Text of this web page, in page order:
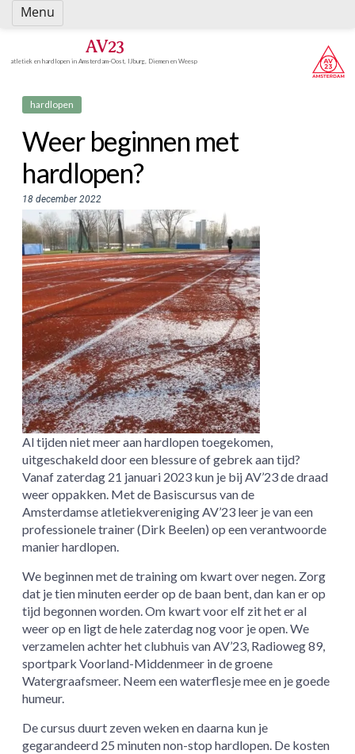
Spring
naar
AV23
atletiek en hardlopen in Amsterdam-Oost, IJburg, Diemen en Weesp
hardlopen
Weer beginnen met
hardlopen?
18 december 2022
Al tijden niet meer aan hardlopen toegekomen,
uitgeschakeld door een blessure of gebrek aan tijd?
Vanaf zaterdag 21 januari 2023 kun je bij AV’23 de draad
weer oppakken. Met de Basiscursus van de
Amsterdamse atletiekvereniging AV’23 leer je van een
professionele trainer (Dirk Beelen) op een verantwoorde
manier hardlopen.
We beginnen met de training om kwart over negen. Zorg
dat je tien minuten eerder op de baan bent, dan kan er op
tijd begonnen worden. Om kwart voor elf zit het er al
weer op en ligt de hele zaterdag nog voor je open. We
verzamelen achter het clubhuis van AV’23, Radioweg 89,
sportpark Voorland-Middenmeer in de groene
Watergraafsmeer. Neem een waterflesje mee en je goede
humeur.
De cursus duurt zeven weken en daarna kun je
gegarandeerd 25 minuten non-stop hardlopen. De kosten
Menu